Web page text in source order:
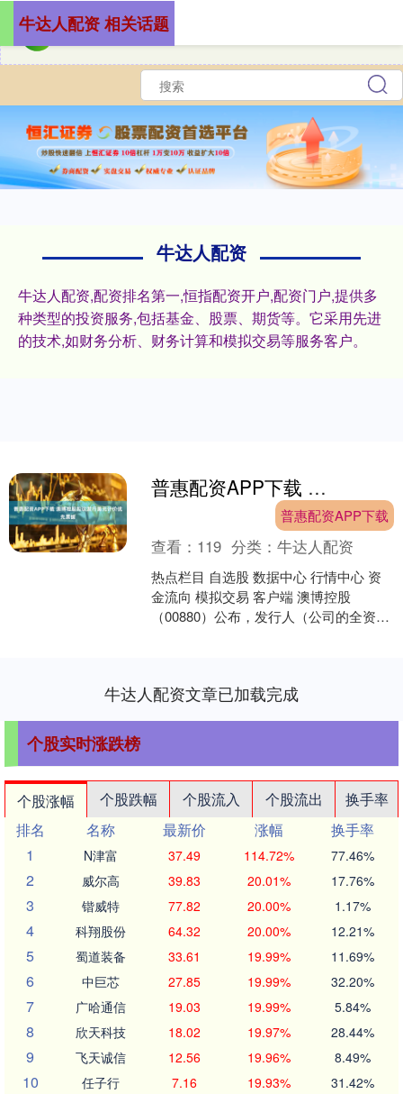
牛达人配资
牛达人配资,配资排名第一,恒指配资开户,配资门户,提供多
种类型的投资服务,包括基金、股票、期货等。它采用先进
的技术,如财务分析、财务计算和模拟交易等服务客户。
牛达人配资 相关话题
普惠配资APP下载 澳博控股拟议发行美元计价优先票据
普惠配资APP下载
查看： 119 分类：牛达人配资
热点栏目 自选股 数据中心 行情中心 资
金流向 模拟交易 客户端 澳博控股
（00880）公布，发行人（公司的全资附
牛达人配资文章已加载完成
个股实时涨跌榜
个股涨幅 个股跌幅 个股流入 个股流出
换手率
排名
名称 最新价 涨幅
换手率
1
N津富 37.49 114.72% 77.46%
2 威尔高 39.83 20.01% 17.76%
3 锴威特 77.82 20.00% 1.17%
4 科翔股份 64.32 20.00% 12.21%
5 蜀道装备 33.61 19.99% 11.69%
6 中巨芯 27.85 19.99% 32.20%
7 广哈通信 19.03 19.99% 5.84%
8 欣天科技 18.02 19.97% 28.44%
9 飞天诚信 12.56 19.96% 8.49%
10 任子行 7.16 19.93% 31.42%